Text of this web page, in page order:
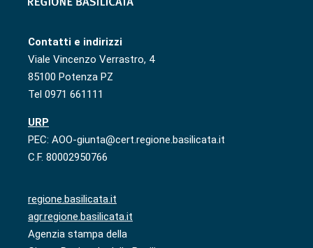
Contatti e indirizzi
Viale Vincenzo Verrastro, 4
85100 Potenza PZ
Tel 0971 661111
URP
PEC: AOO-giunta@cert.regione.basilicata.it
C.F. 80002950766
regione.basilicata.it
agr.regione.basilicata.it
Agenzia stampa della